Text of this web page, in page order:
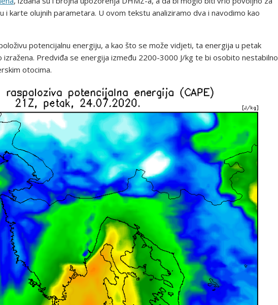
i karte olujnih parametara. U ovom tekstu analiziramo dva i navodimo kao
potencijalnu energiju, a kao što se može vidjeti, ta energija u petak
Predviđa se energija između 2200-3000 J/kg te bi osobito nestabilno
otocima.